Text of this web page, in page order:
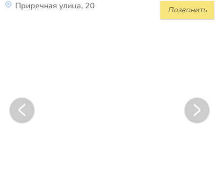
Позвонить
Приречная улица, 20